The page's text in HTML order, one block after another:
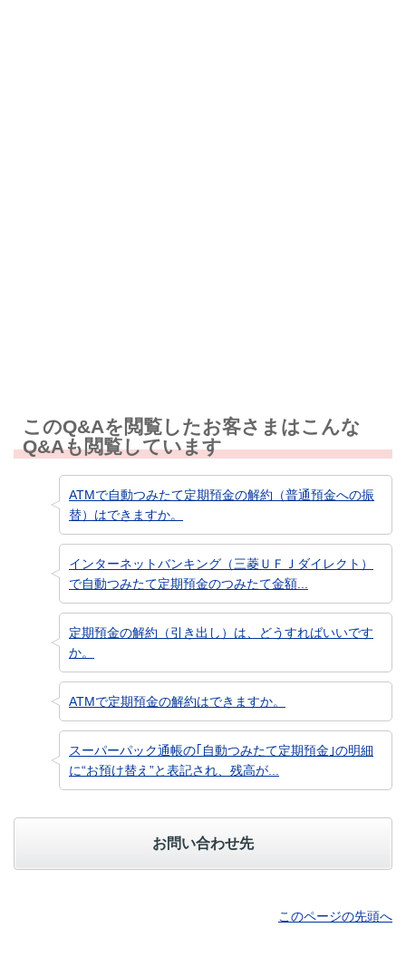
このQ&Aを閲覧したお客さまはこんな
Q&Aも閲覧しています
ATMで自動つみたて定期預金の解約（普通預金への振
替）はできますか。
インターネットバンキング（三菱ＵＦＪダイレクト）
で自動つみたて定期預金のつみたて金額...
定期預金の解約（引き出し）は、どうすればいいです
か。
ATMで定期預金の解約はできますか。
スーパーパック通帳の｢自動つみたて定期預金｣の明細
に“お預け替え”と表記され、残高が...
お問い合わせ先
このページの先頭へ